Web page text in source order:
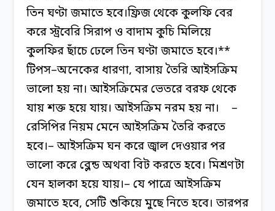
তিন ঘণ্টা জমাতে হবে।ফ্রিজ থেকে কুলফি বের
করে স্ট্রবেরি সিরাপ ও বাদাম কুচি মিলিয়ে
কুলফির ছাঁচে ঢেলে তিন ঘণ্টা জমাতে হবে।**
টিপস–অনেকের ধারণা, বাসায় তৈরি আইসক্রিম
ভালো হয় না। আইসক্রিমের ভেতরে বরফ থেকে
যায় শক্ত হয়ে যায়। আইসক্রিম নরম হয় না। –
রেসিপির নিয়ম মেনে আইসক্রিম তৈরি করতে
হবে।– আইসক্রিম ঘন করে জ্বাল দেওয়ার পর
ভালো করে ব্লেন্ড অথবা বিট করতে হবে। মিশ্রণটা
যেন হালকা হয়ে যায়।– যে পাত্রে আইসক্রিম
জমাতে হবে, সেটি শুকিয়ে মুছে নিতে হবে। তারপর